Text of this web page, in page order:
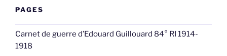
PAGES
Carnet de guerre d’Edouard Guillouard 84° RI 1914-
1918